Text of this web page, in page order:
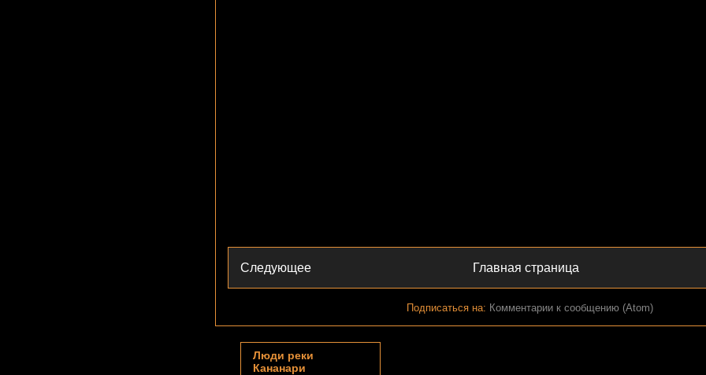
Следующее Главная страница
Подписаться на: Комментарии к сообщению (Atom)
Люди реки
Кананари